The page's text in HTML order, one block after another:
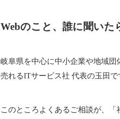
Webのこと、誰に聞い
岐阜県を中心に中小企業や地域団
売れるITサービス社 代表の玉田で
このところよくあるご相談が、